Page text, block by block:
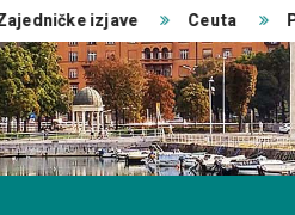
izjave Ceuta